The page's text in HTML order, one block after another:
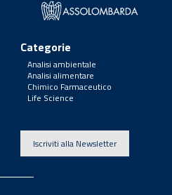
Categorie
Analisi ambientale
Analisi alimentare
Chimico Farmaceutico
Life Science
Iscriviti alla Newsletter